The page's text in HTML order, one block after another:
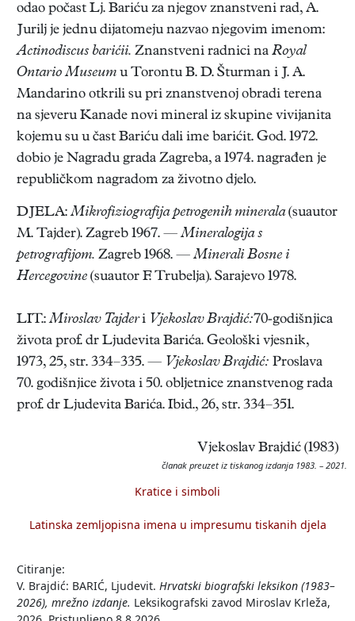
odao počast Lj. Bariću za njegov znanstveni rad, A.
Jurilj je jednu dijatomeju nazvao njegovim imenom:
Actinodiscus barićii. Znanstveni radnici na Royal
Ontario Museum u Torontu B. D. Šturman i J. A.
Mandarino otkrili su pri znanstvenoj obradi terena
na sjeveru Kanade novi mineral iz skupine vivijanita
kojemu su u čast Bariću dali ime barićit. God. 1972.
dobio je Nagradu grada Zagreba, a 1974. nagrađen je
republičkom nagradom za životno djelo.
DJELA:Mikrofiziografija petrogenih minerala(suautor
M. Tajder). Zagreb 1967. —Mineralogija s
petrografijom. Zagreb 1968. —Minerali Bosne i
Hercegovine (suautor F. Trubelja). Sarajevo 1978.
LIT.:Miroslav Tajderi Vjekoslav Brajdić:70-godišnjica
života prof. dr Ljudevita Barića. Geološki vjesnik,
1973, 25, str. 334–335. — Vjekoslav Brajdić: Proslava
70. godišnjice života i 50. obljetnice znanstvenog rada
prof. dr Ljudevita Barića. Ibid., 26, str. 334–351.
Vjekoslav Brajdić (1983)
članak preuzet iz tiskanog izdanja 1983. – 2021.
Kratice i simboli
Latinska zemljopisna imena u impresumu tiskanih djela
Citiranje:
V. Brajdić: BARIĆ, Ljudevit. Hrvatski biografski leksikon (1983–
2026), mrežno izdanje. Leksikografski zavod Miroslav Krleža,